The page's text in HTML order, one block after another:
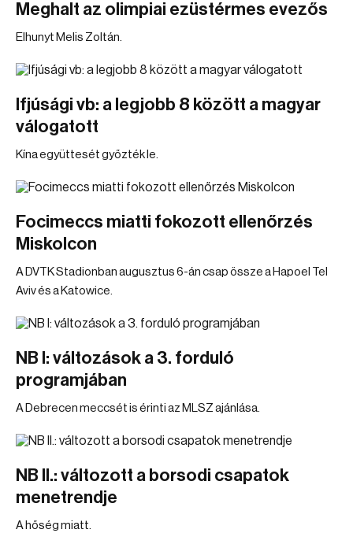
Meghalt az olimpiai ezüstérmes evezős
Elhunyt Melis Zoltán.
Ifjúsági vb: a legjobb 8 között a magyar
válogatott
Kína együttesét győzték le.
Focimeccs miatti fokozott ellenőrzés
Miskolcon
A DVTK Stadionban augusztus 6-án csap össze a Hapoel Tel
Aviv és a Katowice.
NB I: változások a 3. forduló
programjában
A Debrecen meccsét is érinti az MLSZ ajánlása.
NB II.: változott a borsodi csapatok
menetrendje
A hőség miatt.